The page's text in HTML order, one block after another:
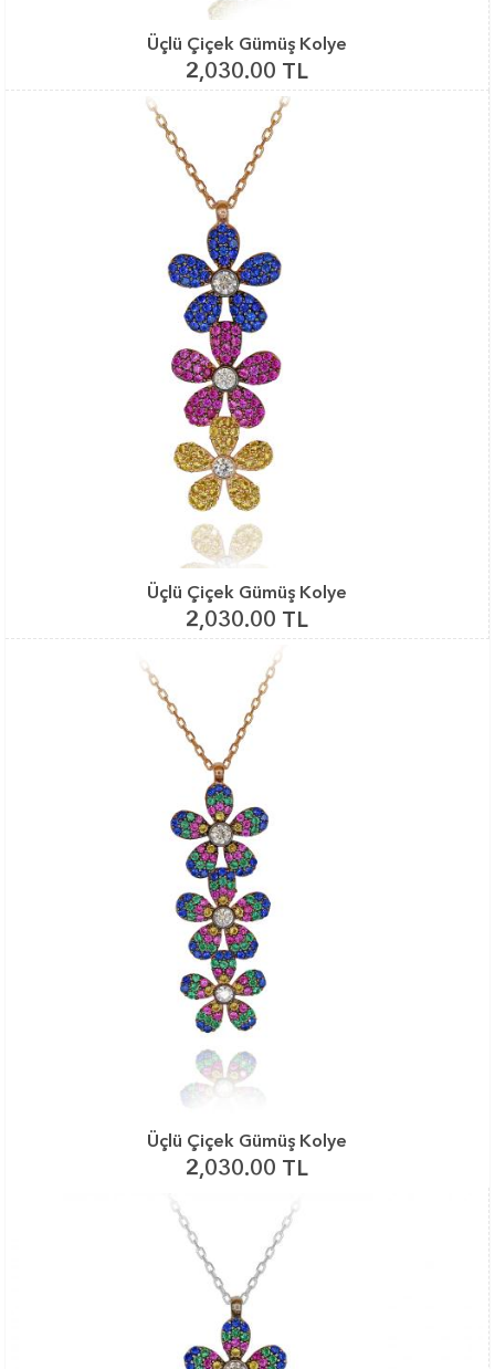
Üçlü Çiçek Gümüş Kolye
2,030.00 TL
Üçlü Çiçek Gümüş Kolye
2,030.00 TL
Üçlü Çiçek Gümüş Kolye
2,030.00 TL